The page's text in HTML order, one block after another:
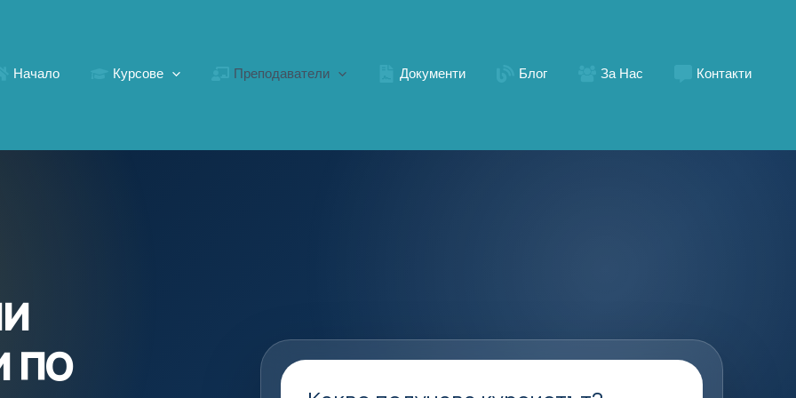
Начало Курсове Преподаватели Документи Блог За Нас Контакти
по